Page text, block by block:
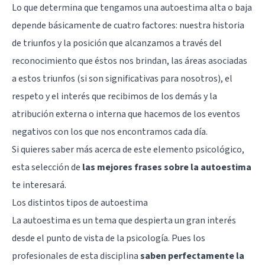
Lo que determina que tengamos una autoestima alta o baja
depende básicamente de cuatro factores: nuestra historia
de triunfos y la posición que alcanzamos a través del
reconocimiento que éstos nos brindan, las áreas asociadas
a estos triunfos (si son significativas para nosotros), el
respeto y el interés que recibimos de los demás y la
atribución externa o interna que hacemos de los eventos
negativos con los que nos encontramos cada día.
Si quieres saber más acerca de este elemento psicológico,
esta selección de las mejores frases sobre la autoestima
te interesará.
Los distintos tipos de autoestima
La autoestima es un tema que despierta un gran interés
desde el punto de vista de la psicología. Pues los
profesionales de esta disciplinasaben perfectamente la